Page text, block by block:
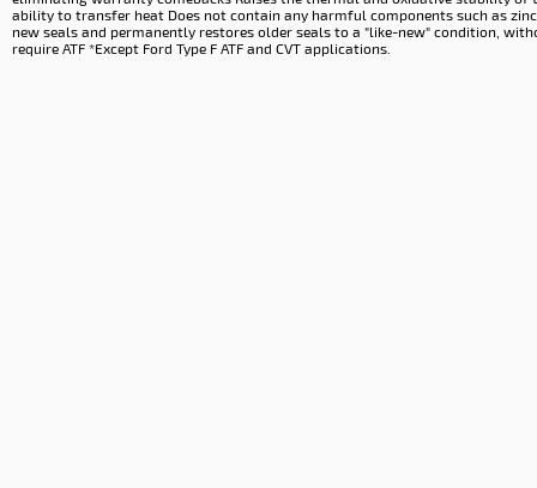
ability to transfer heat Does not contain any harmful components such as
new seals and permanently restores older seals to a "like-new" condition,
require ATF *Except Ford Type F ATF and CVT applications.